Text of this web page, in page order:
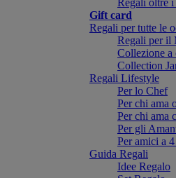
Regali oltre i
Gift card
Regali per tutte le
Regali per il
Collezione a
Collection
Regali Lifestyle
Per lo Chef
Per chi ama
Per chi ama
Per gli
Per amici a
Guida Regali
Idee Regalo